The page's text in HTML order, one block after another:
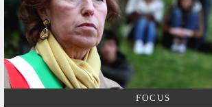
FOCUS